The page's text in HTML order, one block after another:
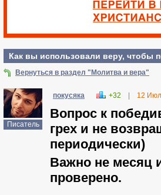
Как вы использовали веру, чтобы
Вернуться в раздел "Молитва и вера"
Писатель
покусяка +32 12
Вопрос к
грех и не
периодически)
Важно не месяц
проверено.